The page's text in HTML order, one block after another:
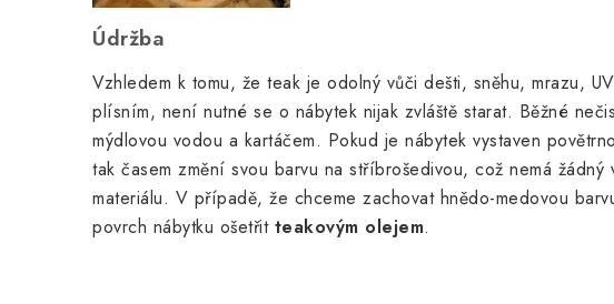
Údržba
Vzhledem k tomu, že teak je odolný vůči dešti, sněhu, mrazu,
plísním, není nutné se o nábytek nijak zvláště starat. Běžné
mýdlovou vodou a kartáčem. Pokud je nábytek vystaven
tak časem změní svou barvu na stříbrošedivou, což nemá žádný
materiálu. V případě, že chceme zachovat hnědo-medovou
povrch nábytku ošetřit teakovým olejem.